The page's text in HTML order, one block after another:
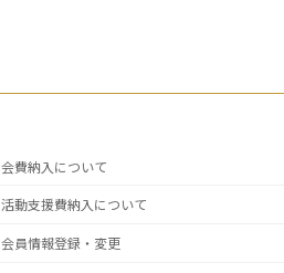
会費納入について
活動支援費納入について
会員情報登録・変更